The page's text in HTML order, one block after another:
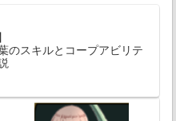
のスキルとコープアビリテ